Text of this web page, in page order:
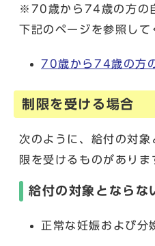
※70歳から74歳の方の
下記のページを参照して
70歳から74歳の方
制限を受ける場合
次のように、給付の対象
限を受けるものがありま
給付の対象とならな
正常な妊娠および分